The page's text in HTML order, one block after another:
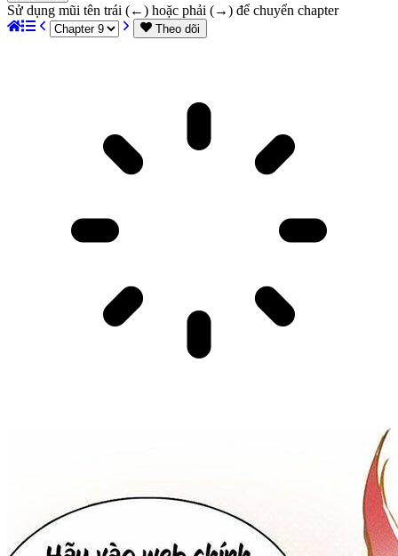
Sử dụng mũi tên trái (←) hoặc phải (→) để chuyển chapter
Theo dõi